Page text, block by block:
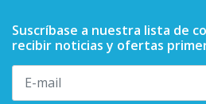
Suscríbase a nuestra lista de
recibir noticias y ofertas